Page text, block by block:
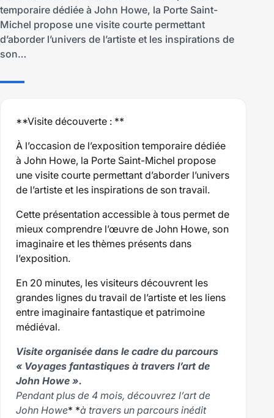
temporaire dédiée à John Howe, la Porte Saint-
Michel propose une visite courte permettant
d’aborder l’univers de l’artiste et les inspirations de
son…
**Visite découverte : **
À l’occasion de l’exposition temporaire dédiée
à John Howe, la Porte Saint-Michel propose
une visite courte permettant d’aborder l’univers
de l’artiste et les inspirations de son travail.
Cette présentation accessible à tous permet de
mieux comprendre l’œuvre de John Howe, son
imaginaire et les thèmes présents dans
l’exposition.
En 20 minutes, les visiteurs découvrent les
grandes lignes du travail de l’artiste et les liens
entre imaginaire fantastique et patrimoine
médiéval.
Visite organisée dans le cadre du parcours
« Voyages fantastiques à travers l’art de
John Howe ».
Pendant plus de 4 mois, découvrez l’art de
John Howe* *à travers un parcours inédit